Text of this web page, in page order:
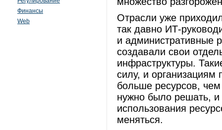
Финансы
Web
Отрасли уже
так давно ИТ-
и административные
создавали свои
инфраструктуры.
силу, и организациям
больше ресурсов,
нужно было решать, и
использования
меняться.